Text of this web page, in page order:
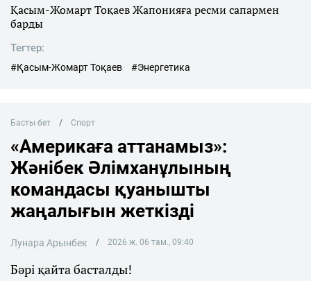
Қасым-Жомарт Тоқаев Жапонияға ресми сапармен
барды
Тегтер:
#Қасым-Жомарт Тоқаев #Энергетика
Басты бет Спорт
«Америкаға аттанамыз»:
Жәнібек Әлімханұлының
командасы қуанышты
жаңалығын жеткізді
Лунара Арынбек 2026 ж. 06 там., 09:40
Бәрі қайта басталды!